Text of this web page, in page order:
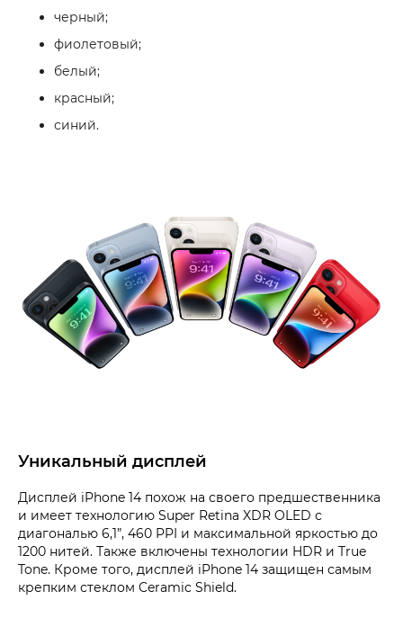
черный;
фиолетовый;
белый;
красный;
синий.
Уникальный дисплей
Дисплей iPhone 14 похож на своего предшественника
и имеет технологию Super Retina XDR OLED с
диагональю 6,1”, 460 PPI и максимальной яркостью до
1200 нитей. Также включены технологии HDR и True
Tone. Кроме того, дисплей iPhone 14 защищен самым
крепким стеклом Ceramic Shield.